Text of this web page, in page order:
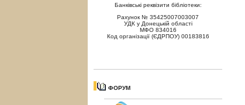
Банківські реквізити бібліотеки:
Рахунок № 35425007003007
УДК у Донецькій області
МФО 834016
Код організації (ЄДРПОУ) 00183816
ФОРУМ